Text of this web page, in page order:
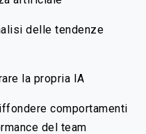
delle tendenze
la propria IA
comportamenti
del team